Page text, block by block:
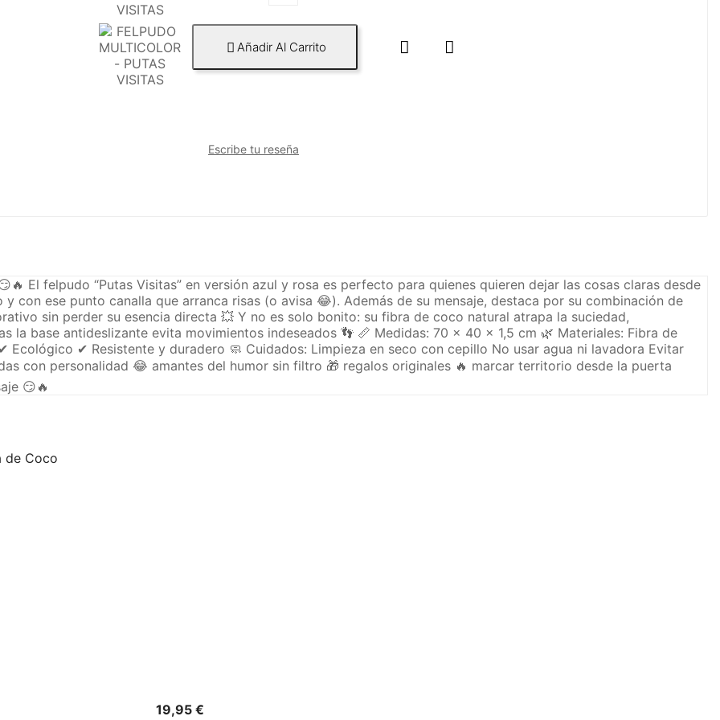
 Añadir Al Carrito  
Escribe tu reseña
El felpudo “Putas Visitas” en versión azul y rosa es perfecto para quienes quieren dejar las cosas claras desde
con ese punto canalla que arranca risas (o avisa 😂). Además de su mensaje, destaca por su combinación de
sin perder su esencia directa 💥 Y no es solo bonito: su fibra de coco natural atrapa la suciedad,
la base antideslizante evita movimientos indeseados 👣 📏 Medidas: 70 x 40 x 1,5 cm 🌿 Materiales: Fibra de
Ecológico ✔ Resistente y duradero 🧼 Cuidados: Limpieza en seco con cepillo No usar agua ni lavadora Evitar
con personalidad 😂 amantes del humor sin filtro 🎁 regalos originales 🔥 marcar territorio desde la puerta
😏🔥
19,95 €